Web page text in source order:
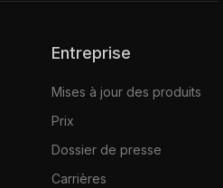
Entreprise
Mises à jour des produits
Prix
Dossier de presse
Carrières